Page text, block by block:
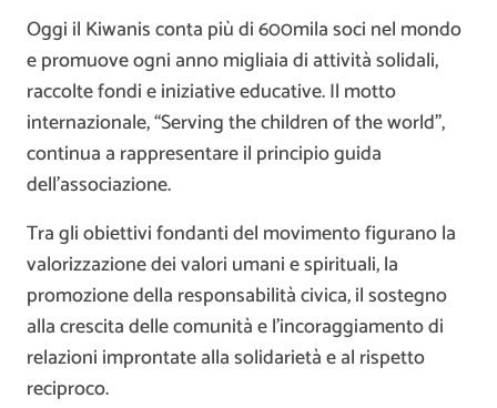
Oggi il Kiwanis conta più di 600mila soci nel mondo
e promuove ogni anno migliaia di attività solidali,
raccolte fondi e iniziative educative. Il motto
internazionale, “Serving the children of the world”,
continua a rappresentare il principio guida
dell’associazione.
Tra gli obiettivi fondanti del movimento figurano la
valorizzazione dei valori umani e spirituali, la
promozione della responsabilità civica, il sostegno
alla crescita delle comunità e l’incoraggiamento di
relazioni improntate alla solidarietà e al rispetto
reciproco.